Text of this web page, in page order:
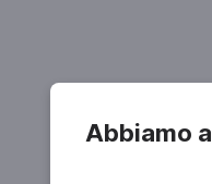
Abbiamo